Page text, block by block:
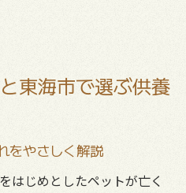
東海市で選ぶ供養
をやさしく解説
はじめとしたペットが亡く